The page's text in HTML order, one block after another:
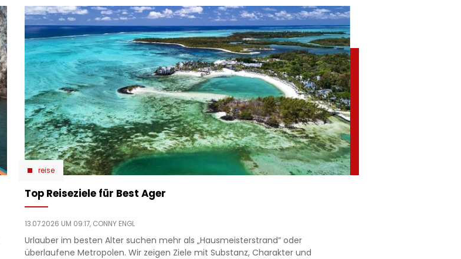
reise
Top Reiseziele für Best Ager
13.07.2026 UM 09:17, CONNY ENGL
Urlauber im besten Alter suchen mehr als „Hausmeisterstrand” oder
überlaufene Metropolen. Wir zeigen Ziele mit Substanz, Charakter und